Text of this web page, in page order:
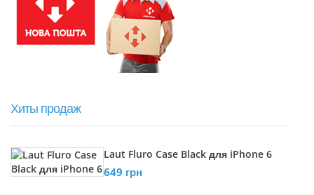
Хиты продаж
Laut Fluro Case Black для iPhone 6
649 грн